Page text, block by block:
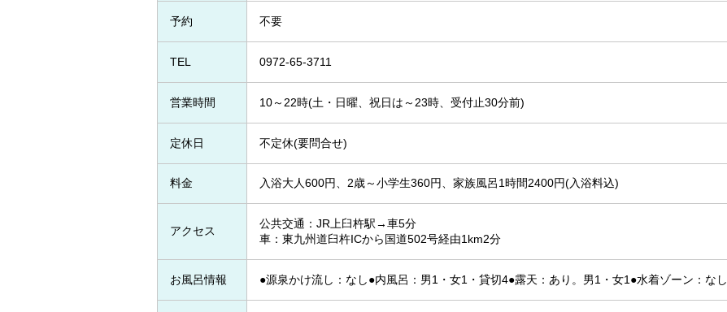
予約 不要
TEL 0972-65-3711
営業時間 10～22時(土・日曜、祝日は～23時、受付止30分前)
定休日 不定休(要問合せ)
料金 入浴大人600円、2歳～小学生360円、家族風呂1時間2400円(入浴料込)
アクセス
公共交通：JR上臼杵駅→車5分
車：東九州道臼杵ICから国道502号経由1km2分
お風呂情報 ●源泉かけ流し：なし●内風呂：男1・女1・貸切4●露天：あり。男1・女1●水着ゾーン：なし